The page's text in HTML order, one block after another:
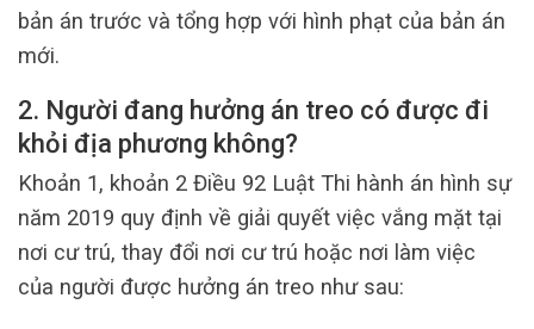
bản án trước và tổng hợp với hình phạt của bản án
mới.
2. Người đang hưởng án treo có được đi
khỏi địa phương không?
Khoản 1, khoản 2 Điều 92 Luật Thi hành án hình sự
năm 2019 quy định về giải quyết việc vắng mặt tại
nơi cư trú, thay đổi nơi cư trú hoặc nơi làm việc
của người được hưởng án treo như sau: